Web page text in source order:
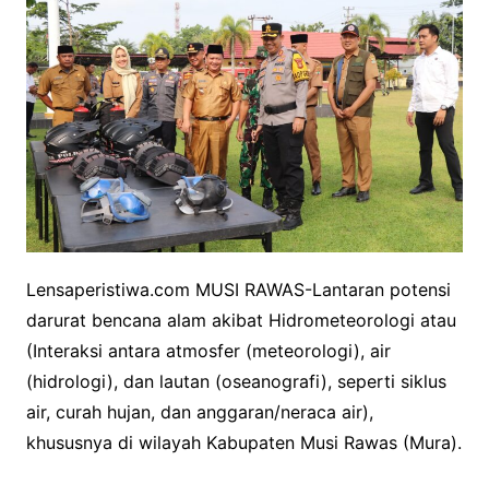
Lensaperistiwa.com MUSI RAWAS-Lantaran potensi
darurat bencana alam akibat Hidrometeorologi atau
(Interaksi antara atmosfer (meteorologi), air
(hidrologi), dan lautan (oseanografi), seperti siklus
air, curah hujan, dan anggaran/neraca air),
khususnya di wilayah Kabupaten Musi Rawas (Mura).